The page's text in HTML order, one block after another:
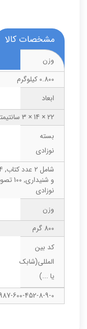
مشخصات کالا
وزن
0.800 کیلوگرم
ابعاد
22 × 14 × 3 سانتیمتر
بسته
نوزادی
و
نوزادی
وزن
800 گرم
کد بین
المللی(شابک
یا ...)
600-452-8-9-0